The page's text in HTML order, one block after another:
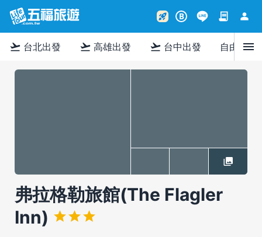
rocket_launch B contract person
flight_takeoff 台北出發 flight_takeoff 高雄出發 flight_takeoff 台中出發 自由行menu
弗拉格勒旅館(The Flagler
Inn)